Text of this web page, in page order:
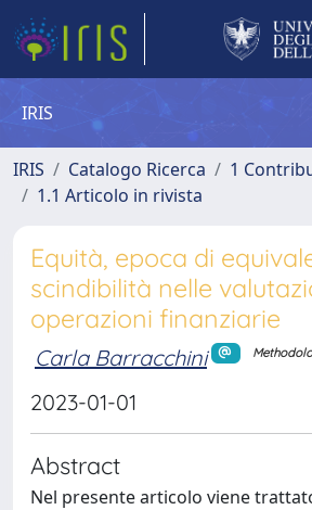
IRIS
IRIS Catalogo Ricerca
1
1.1 Articolo in rivista
Equità, epoca di
scindibilità nelle
operazioni finanziarie
Carla Barracchini
2023-01-01
Abstract
Nel presente articolo viene